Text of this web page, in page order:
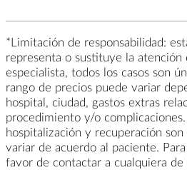
*Limitación de responsabilidad:
representa o sustituye la
especialista, todos los casos son
rango de precios puede variar
hospital, ciudad, gastos extras
procedimiento y/o
hospitalización y recuperación
variar de acuerdo al paciente.
favor de contactar a cualquiera de